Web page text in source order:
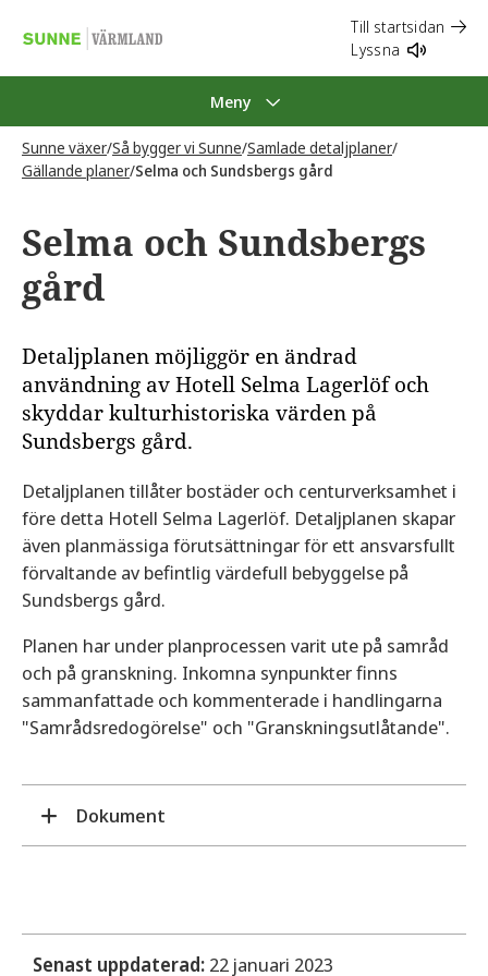
Till startsidan
Lyssna
Meny
Sunne växer/Så bygger vi Sunne/Samlade detaljplaner/
Gällande planer/Selma och Sundsbergs gård
Selma och Sundsbergs
gård
Detaljplanen möjliggör en ändrad
användning av Hotell Selma Lagerlöf och
skyddar kulturhistoriska värden på
Sundsbergs gård.
Detaljplanen tillåter bostäder och centurverksamhet i
före detta Hotell Selma Lagerlöf. Detaljplanen skapar
även planmässiga förutsättningar för ett ansvarsfullt
förvaltande av befintlig värdefull bebyggelse på
Sundsbergs gård.
Planen har under planprocessen varit ute på samråd
och på granskning. Inkomna synpunkter finns
sammanfattade och kommenterade i handlingarna
"Samrådsredogörelse" och "Granskningsutlåtande".
Dokument
Planbeskrivning
Samrådsredogörelse
Senast uppdaterad: 22 januari 2023